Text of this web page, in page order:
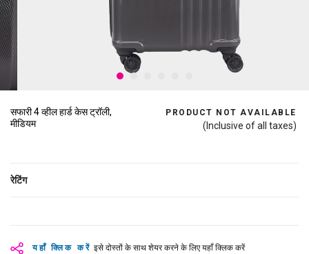
सफारी 4 व्हील हार्ड केस ट्रॉली,
मीडियम
PRODUCT NOT AVAILABLE
(Inclusive of all taxes)
रेटिंग
यहाँ क्लिक करें इसे दोस्तों के साथ शेयर करने के लिए यहाँ क्लिक करें